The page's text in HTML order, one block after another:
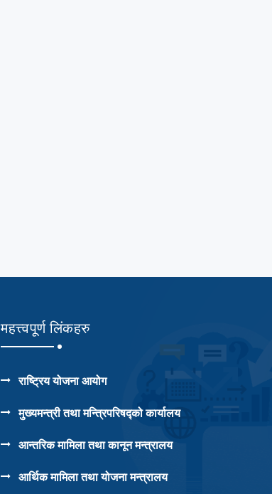
महत्त्वपूर्ण लिंकहरु
राष्ट्रिय योजना आयोग
मुख्यमन्त्री तथा मन्त्रिपरिषद्को कार्यालय
आन्तरिक मामिला तथा कानून मन्त्रालय
आर्थिक मामिला तथा योजना मन्त्रालय